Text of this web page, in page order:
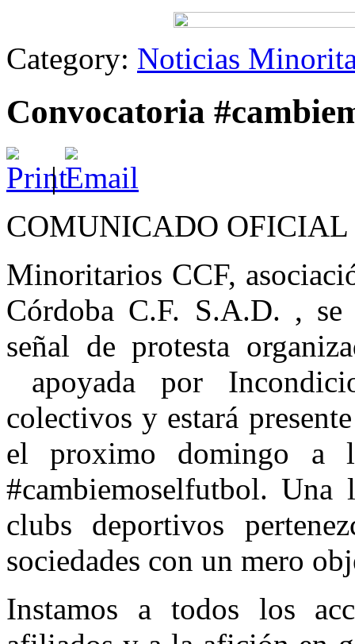
Category: Noticias
Convocatoria
|
COMUNICADO OFICIAL
Minoritarios CCF,
Córdoba C.F. S.A.D. ,
señal de protesta
apoyada por
colectivos y estará
el proximo domingo a
#cambiemoselfutbol.
clubs deportivos
sociedades con un mero
Instamos a todos los